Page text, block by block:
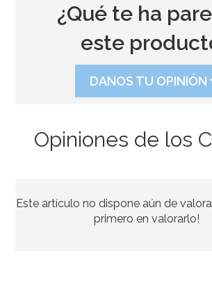
¿Qué te ha
este
DANOS TU OPINIÓN
Opiniones de los
Este artículo no dispone aún de
primero en valorarlo!